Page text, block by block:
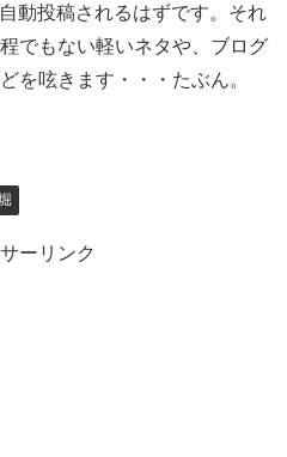
動投稿されるはずです。それ
でもない軽いネタや、ブログ
を呟きます・・・たぶん。
ーリンク